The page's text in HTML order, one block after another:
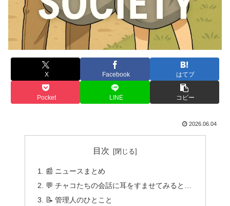
X Facebook はてブ
Pocket LINE コピー
2026.06.04
目次
📰 ニュースまとめ
💬 チャコたちの会話に耳をすませてみると…
📝 管理人のひとこと